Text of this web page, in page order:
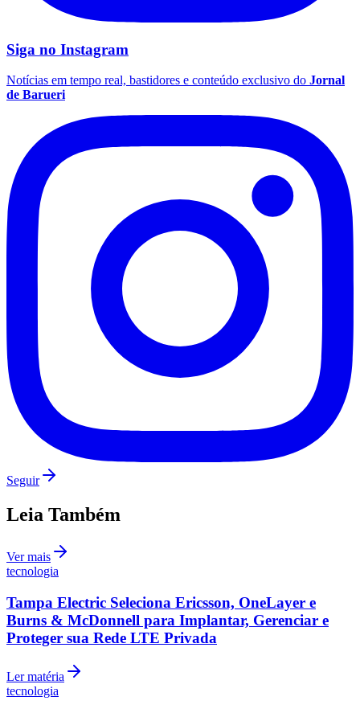
Botafogo
Grêmio
Siga no Instagram
Notícias em tempo real, bastidores e conteúdo exclusivo do Jornal
de Barueri
Seguir
Leia Também
Ver mais
tecnologia
Tampa Electric Seleciona Ericsson, OneLayer e
Burns & McDonnell para Implantar, Gerenciar e
Proteger sua Rede LTE Privada
Ler matéria
tecnologia